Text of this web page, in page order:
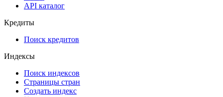
API
API and Data Feed
API каталог
Кредиты
Поиск кредитов
Индексы